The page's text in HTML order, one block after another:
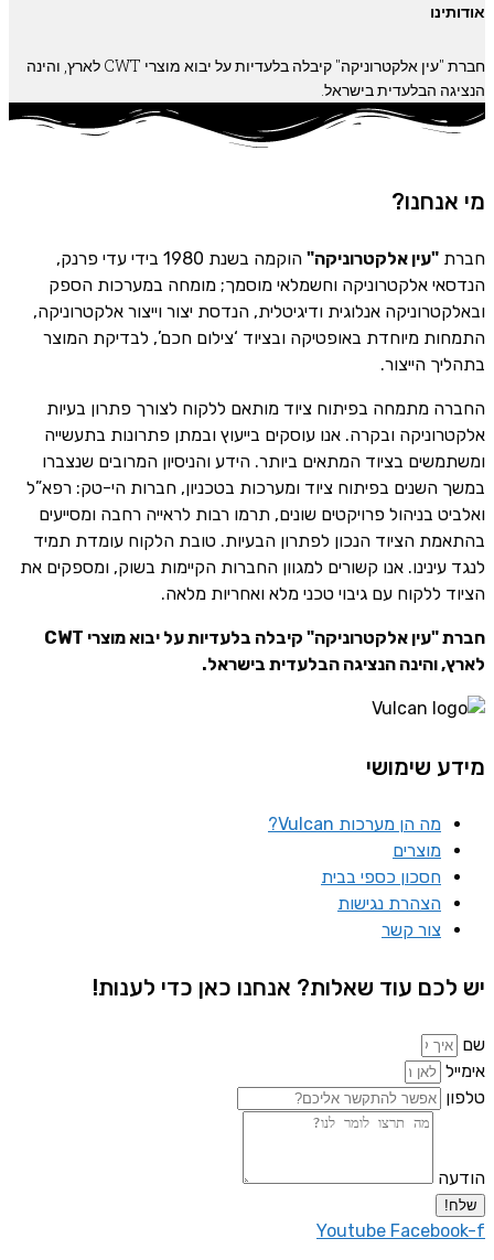
אודותינו
חברת "עין אלקטרוניקה" קיבלה בלעדיות על יבוא מוצרי CWT לארץ, והינה
הנציגה הבלעדית בישראל.
מי אנחנו?
חברת "עין אלקטרוניקה"
הוקמה בשנת 1980 בידי עדי פרנק,
הנדסאי אלקטרוניקה וחשמלאי מוסמך; מומחה במערכות הספק
ובאלקטרוניקה אנלוגית ודיגיטלית, הנדסת יצור וייצור אלקטרוניקה,
התמחות מיוחדת באופטיקה ובציוד ‘צילום חכם’, לבדיקת המוצר
בתהליך הייצור.
החברה מתמחה בפיתוח ציוד מותאם ללקוח לצורך פתרון בעיות
אלקטרוניקה ובקרה. אנו עוסקים בייעוץ ובמתן פתרונות בתעשייה
ומשתמשים בציוד המתאים ביותר. הידע והניסיון המרובים שנצברו
במשך השנים בפיתוח ציוד ומערכות בטכניון, חברות הי-טק: רפא”ל
ואלביט בניהול פרויקטים שונים, תרמו רבות לראייה רחבה ומסייעים
בהתאמת הציוד הנכון לפתרון הבעיות. טובת הלקוח עומדת תמיד
לנגד עינינו. אנו קשורים למגוון החברות הקיימות בשוק, ומספקים את
הציוד ללקוח עם גיבוי טכני מלא ואחריות מלאה.
חברת "עין אלקטרוניקה" קיבלה בלעדיות על יבוא מוצרי CWT
לארץ, והינה הנציגה הבלעדית בישראל.
מידע שימושי
מה הן מערכות Vulcan?
מוצרים
חסכון כספי בבית
הצהרת נגישות
צור קשר
יש לכם עוד שאלות? אנחנו כאן כדי לענות!
שם
אימייל
טלפון
הודעה
שלח!
Youtube Facebook-f